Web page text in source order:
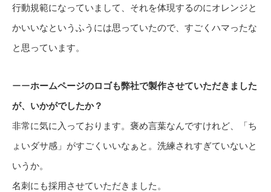
行動規範になっていまして、それを体現するのにオレンジと
かいいなというふうには思っていたので、すごくハマったな
と思っています。
ーーホームページのロゴも弊社で製作させていただきました
が、いかがでしたか？
非常に気に入っております。褒め言葉なんですけれど、「ち
ょいダサ感」がすごくいいなぁと。洗練されすぎていないと
いうか。
名刺にも採用させていただきました。